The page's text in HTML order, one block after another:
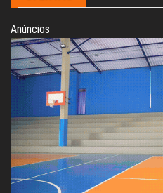
Anúncios